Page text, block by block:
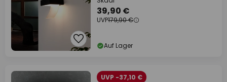
39,90 €
UVP179,90 €
Auf Lager
UVP -37,10 €